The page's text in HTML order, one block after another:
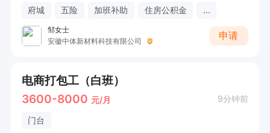
府城 五险 加班补助 住房公积金 ...
邹女士
安徽中体新材料科技有限公司
申请
电商打包工（白班）
3600-8000 元/月 9分钟前
门台